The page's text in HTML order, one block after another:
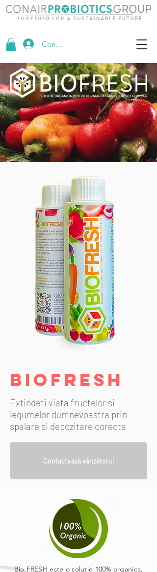
Conectează-te
BIOFRESH
Extindeti viata fructelor si
legumelor dumnevoastra prin
spalare si depozitare corecta
Contactează vânzătorul
Bio FRESH este o solutie 100% organica,